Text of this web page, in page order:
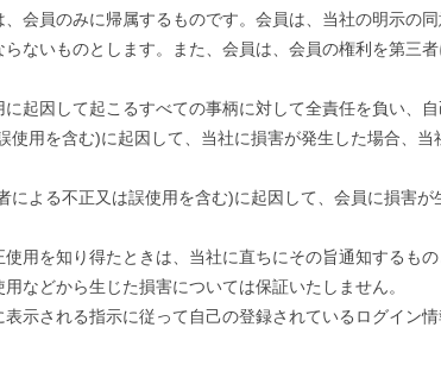
会員のみに帰属するものです。会員は、当社の明示の
ないものとします。また、会員は、会員の権利を第三
起因して起こるすべての事柄に対して全責任を負い、
使用を含む)に起因して、当社に損害が発生した場合、当
による不正又は誤使用を含む)に起因して、会員に損害が
用を知り得たときは、当社に直ちにその旨通知するもの
などから生じた損害については保証いたしません。
示される指示に従って自己の登録されているログイン